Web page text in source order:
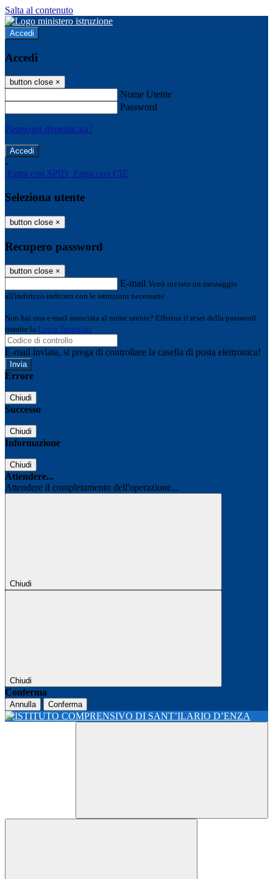
Salta al contenuto
Accedi
Accedi
button close ×
Nome Utente
Password
Password dimenticata?
-
Entra con SPID Entra con CIE
Seleziona utente
button close ×
Recupero password
button close ×
E-mail Verrà inviato un messaggio
all'indirizzo indicato con le istruzioni necessarie.
Non hai una e-mail associata al nome utente? Effettua il reset della password
tramite la Login Spaggiari
E-mail inviata, si prega di controllare la casella di posta elettronica!
Errore
Chiudi
Successo
Chiudi
Informazione
Chiudi
Attendere...
Attendere il completamento dell'operazione...
Chiudi
Chiudi
Conferma
Annulla Conferma